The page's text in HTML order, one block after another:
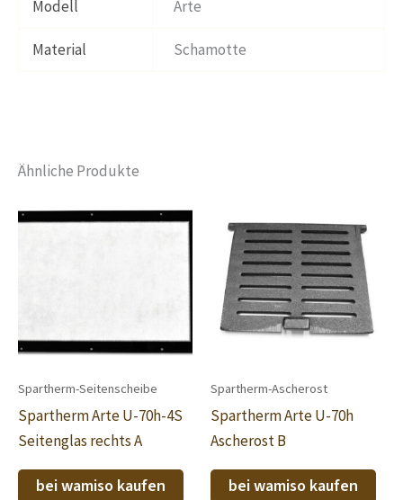
Modell Arte
Material Schamotte
Ähnliche Produkte
Spartherm-Seitenscheibe
Spartherm Arte U-70h-4S
Seitenglas rechts A
bei wamiso kaufen
Spartherm-Ascherost
Spartherm Arte U-70h
Ascherost B
bei wamiso kaufen